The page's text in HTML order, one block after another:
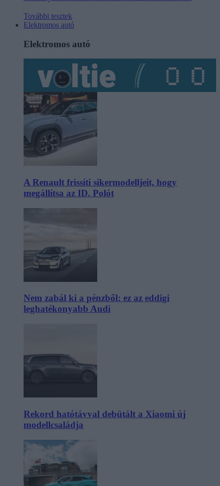
További tesztek
Elektromos autó
Elektromos autó
A Renault frissíti sikermodelljeit, hogy
megállítsa az ID. Polót
Nem zabál ki a pénzből: ez az eddigi
leghatékonyabb Audi
Rekord hatótávval debütált a Xiaomi új
modellcsaládja